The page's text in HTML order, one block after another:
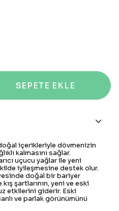
SEPETE EKLE
içerikleriyle dövmenizin
kalmasını sağlar.
uçucu yağlar ile yeni
iyileşmesine destek olur.
doğal bir bariyer
şartlarının, yeni ve eski
etkilerini giderir. Eski
ve parlak görünümünü